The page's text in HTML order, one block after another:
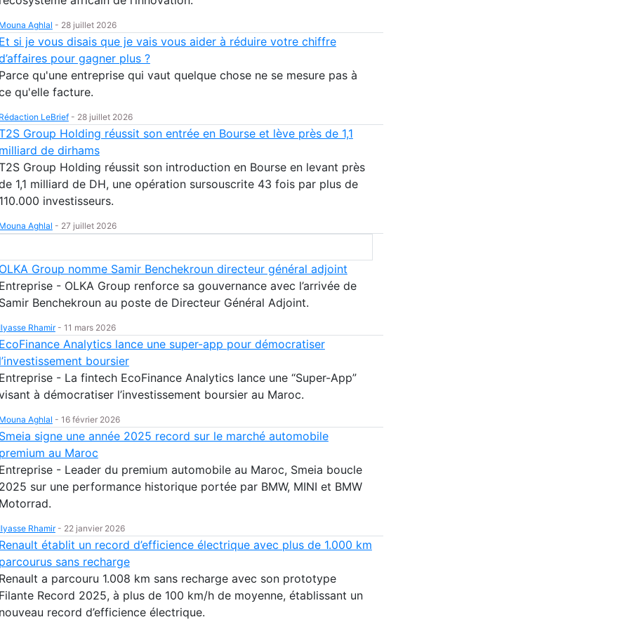
Mouna Aghlal - 28 juillet 2026
Et si je vous disais que je vais vous aider à réduire votre chiffre
pour gagner plus ?
Parce qu'une entreprise qui vaut quelque chose ne se mesure pas à
qu'elle facture.
Rédaction LeBrief- 28 juillet 2026
Group Holding réussit son entrée en Bourse et lève près de 1,1
milliard de dirhams
Group Holding réussit son introduction en Bourse en levant près
1,1 milliard de DH, une opération sursouscrite 43 fois par plus de
110.000 investisseurs.
Mouna Aghlal - 27 juillet 2026
OLKA Group nomme Samir Benchekroun directeur général adjoint
Entreprise - OLKA Group renforce sa gouvernance avec l’arrivée de
Samir Benchekroun au poste de Directeur Général Adjoint.
Ilyasse Rhamir- 11 mars 2026
EcoFinance Analytics lance une super-app pour démocratiser
l’investissement boursier
Entreprise - La fintech EcoFinance Analytics lance une “Super-App”
à démocratiser l’investissement boursier au Maroc.
Mouna Aghlal - 16 février 2026
Smeia signe une année 2025 record sur le marché automobile
premium au Maroc
Entreprise - Leader du premium automobile au Maroc, Smeia boucle
2025 sur une performance historique portée par BMW, MINI et BMW
Motorrad.
Ilyasse Rhamir- 22 janvier 2026
Renault établit un record d’efficience électrique avec plus de 1.000 km
parcourus sans recharge
Renault a parcouru 1.008 km sans recharge avec son prototype
Filante Record 2025, à plus de 100 km/h de moyenne, établissant un
nouveau record d’efficience électrique.